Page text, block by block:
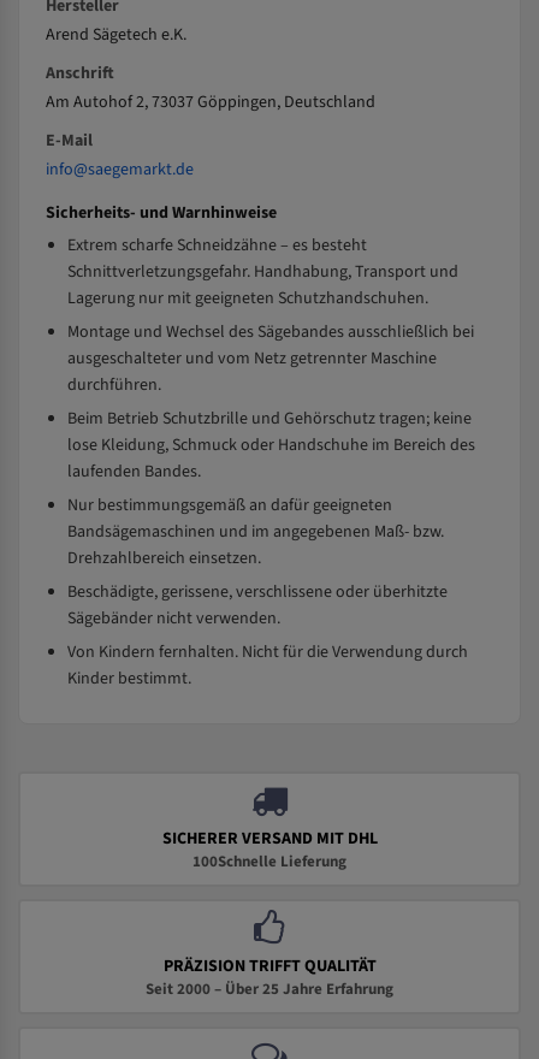
Hersteller
Arend Sägetech e.K.
Anschrift
Am Autohof 2, 73037 Göppingen, Deutschland
E-Mail
info@saegemarkt.de
Sicherheits- und Warnhinweise
Extrem scharfe Schneidzähne – es besteht
Schnittverletzungsgefahr. Handhabung, Transport und
Lagerung nur mit geeigneten Schutzhandschuhen.
Montage und Wechsel des Sägebandes ausschließlich bei
ausgeschalteter und vom Netz getrennter Maschine
durchführen.
Beim Betrieb Schutzbrille und Gehörschutz tragen; keine
lose Kleidung, Schmuck oder Handschuhe im Bereich des
laufenden Bandes.
Nur bestimmungsgemäß an dafür geeigneten
Bandsägemaschinen und im angegebenen Maß- bzw.
Drehzahlbereich einsetzen.
Beschädigte, gerissene, verschlissene oder überhitzte
Sägebänder nicht verwenden.
Von Kindern fernhalten. Nicht für die Verwendung durch
Kinder bestimmt.
SICHERER VERSAND MIT DHL
100Schnelle Lieferung
PRÄZISION TRIFFT QUALITÄT
Seit 2000 – Über 25 Jahre Erfahrung